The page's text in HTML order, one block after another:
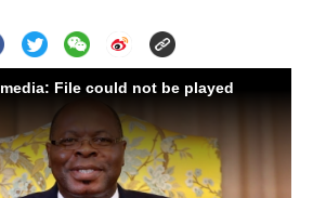
File could not be played